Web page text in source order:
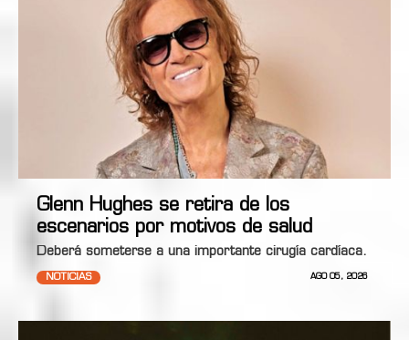
Glenn Hughes se retira de los
escenarios por motivos de salud
Deberá someterse a una importante cirugía cardíaca.
NOTICIAS AGO 05, 2026